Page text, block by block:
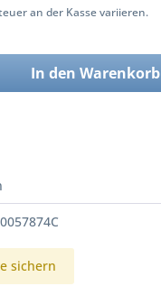
an der Kasse variieren.
In den Warenkorb
sichern